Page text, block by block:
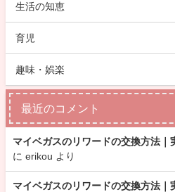
生活の知恵
育児
趣味・娯楽
最近のコメント
マイベガスのリワードの交換方法｜
に erikou より
マイベガスのリワードの交換方法｜